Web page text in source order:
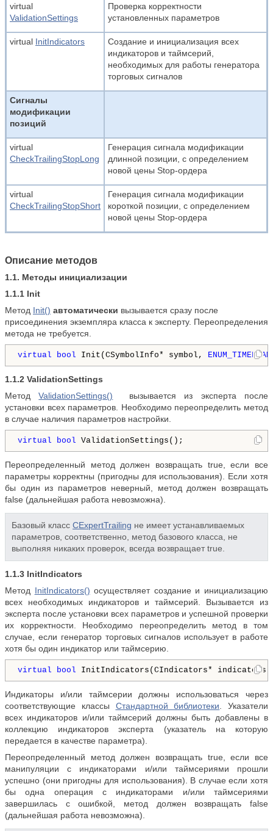
virtual
ValidationSettings
Проверка корректности
установленных параметров
virtual InitIndicators
Создание и инициализация всех
индикаторов и таймсерий,
необходимых для работы генератора
торговых сигналов
Сигналы
модификации
позиций
virtual
CheckTrailingStopLong
Генерация сигнала модификации
длинной позиции, с определением
новой цены Stop-ордера
virtual
CheckTrailingStopShort
Генерация сигнала модификации
короткой позиции, с определением
новой цены Stop-ордера
Описание методов
1.1. Методы инициализации
1.1.1 Init
Метод Init() автоматически вызывается сразу после
присоединения экземпляра класса к эксперту. Переопределения
метода не требуется.
virtual bool Init(CSymbolInfo* symbol,
1.1.2 ValidationSettings
МетодValidationSettings() вызывается из эксперта после
установки всех параметров. Необходимо переопределить метод
в случае наличия параметров настройки.
virtual bool ValidationSettings();
Переопределенный метод должен возвращать true, если все
параметры корректны (пригодны для использования). Если хотя
бы один из параметров неверный, метод должен возвращать
false (дальнейшая работа невозможна).
Базовый класс CExpertTrailing не имеет устанавливаемых
параметров, соответственно, метод базового класса, не
выполняя никаких проверок, всегда возвращает true.
1.1.3 InitIndicators
Метод InitIndicators() осуществляет создание и инициализацию
всех необходимых индикаторов и таймсерий. Вызывается из
эксперта после установки всех параметров и успешной проверки
их корректности. Необходимо переопределить метод в том
случае, если генератор торговых сигналов использует в работе
хотя бы один индикатор или таймсерию.
virtual bool InitIndicators(CIndicators*
Индикаторы и/или таймсерии должны использоваться через
соответствующие классы Стандартной библиотеки . Указатели
всех индикаторов и/или таймсерий должны быть добавлены в
коллекцию индикаторов эксперта (указатель на которую
передается в качестве параметра).
Переопределенный метод должен возвращать true, если все
манипуляции с индикаторами и/или таймсериями прошли
успешно (они пригодны для использования). В случае если хотя
бы одна операция с индикаторами и/или таймсериями
завершилась с ошибкой, метод должен возвращать false
(дальнейшая работа невозможна).